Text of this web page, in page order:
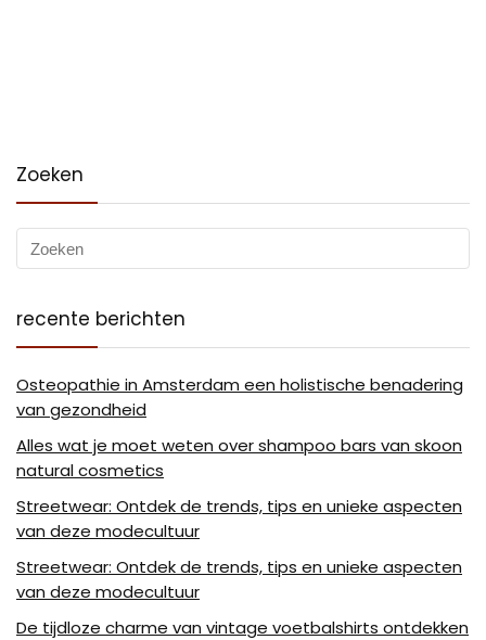
Zoeken
recente berichten
Osteopathie in Amsterdam een holistische benadering
van gezondheid
Alles wat je moet weten over shampoo bars van skoon
natural cosmetics
Streetwear: Ontdek de trends, tips en unieke aspecten
van deze modecultuur
Streetwear: Ontdek de trends, tips en unieke aspecten
van deze modecultuur
De tijdloze charme van vintage voetbalshirts ontdekken